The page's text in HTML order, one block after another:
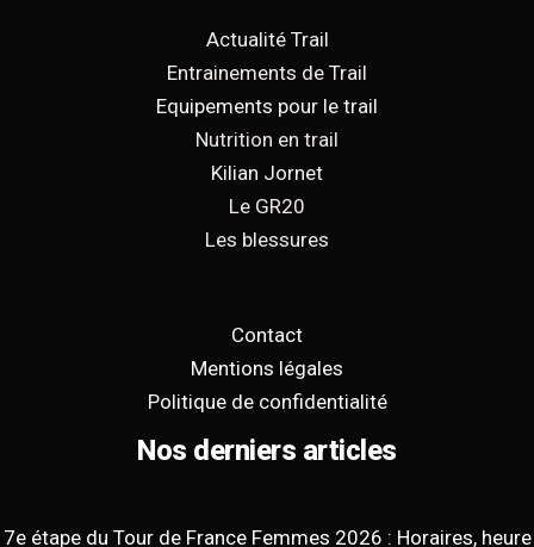
Actualité Trail
Entrainements de Trail
Equipements pour le trail
Nutrition en trail
Kilian Jornet
Le GR20
Les blessures
Contact
Mentions légales
Politique de confidentialité
Nos derniers articles
7e étape du Tour de France Femmes 2026 : Horaires, heure